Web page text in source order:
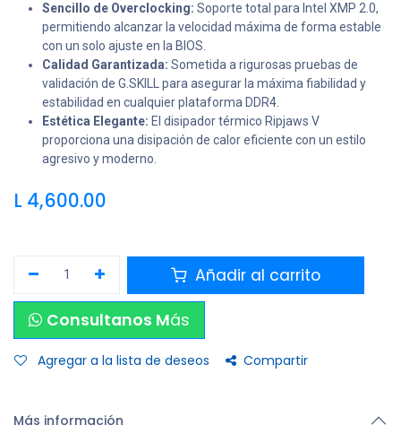
Sencillo de Overclocking: Soporte total para Intel XMP 2.0,
permitiendo alcanzar la velocidad máxima de forma estable
con un solo ajuste en la BIOS.
Calidad Garantizada: Sometida a rigurosas pruebas de
validación de G.SKILL para asegurar la máxima fiabilidad y
estabilidad en cualquier plataforma DDR4.
Estética Elegante: El disipador térmico Ripjaws V
proporciona una disipación de calor eficiente con un estilo
agresivo y moderno.
L 4,600.00
Añadir al carrito
Consultanos Más
Agregar a la lista de deseos Compartir
Más información